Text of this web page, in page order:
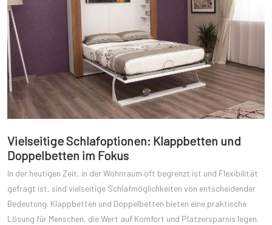
Vielseitige Schlafoptionen: Klappbetten und
Doppelbetten im Fokus
In der heutigen Zeit, in der Wohnraum oft begrenzt ist und Flexibilität
gefragt ist, sind vielseitige Schlafmöglichkeiten von entscheidender
Bedeutung. Klappbetten und Doppelbetten bieten eine praktische
Lösung für Menschen, die Wert auf Komfort und Platzersparnis legen.